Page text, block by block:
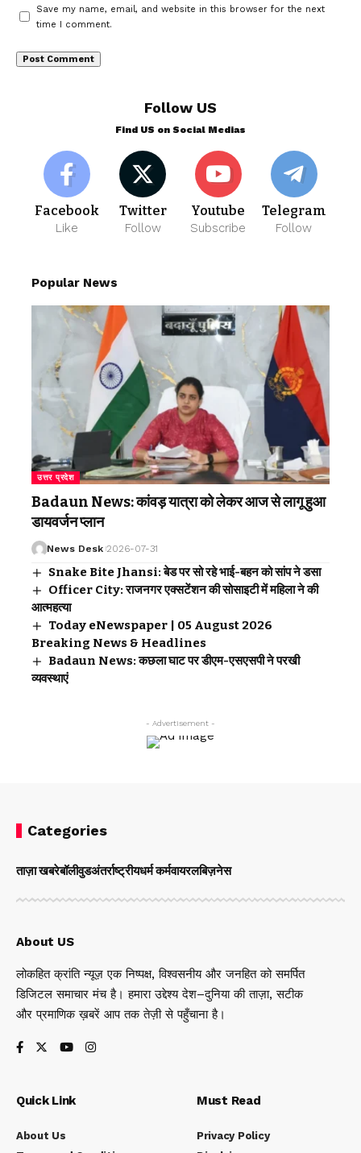
Save my name, email, and website in this browser for the next
time I comment.
Follow US
Find US on Social Medias
Facebook
Like
Twitter
Follow
Youtube
Subscribe
Telegram
Follow
Popular News
उत्तर प्रदेश
Badaun News: कांवड़ यात्रा को लेकर आज से लागू हुआ
डायवर्जन प्लान
News Desk 2026-07-31
Snake Bite Jhansi: बेड पर सो रहे भाई-बहन को सांप ने डसा
Officer City: राजनगर एक्सटेंशन की सोसाइटी में महिला ने की
आत्महत्या
Today eNewspaper | 05 August 2026
Breaking News & Headlines
Badaun News: कछला घाट पर डीएम-एसएसपी ने परखी
व्यवस्थाएं
- Advertisement -
Categories
ताज़ा खबरेबॉलीवुडअंतर्राष्ट्रीयधर्म कर्मवायरलबिज़नेस
About US
लोकहित क्रांति न्यूज़ एक निष्पक्ष, विश्वसनीय और जनहित को समर्पित
डिजिटल समाचार मंच है। हमारा उद्देश्य देश–दुनिया की ताज़ा, सटीक
और प्रमाणिक ख़बरें आप तक तेज़ी से पहुँचाना है।
Quick Link
About Us
Must Read
Privacy Policy